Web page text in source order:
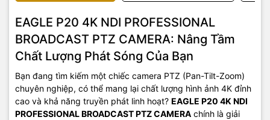
EAGLE P20 4K NDI PROFESSIONAL
BROADCAST PTZ CAMERA: Nâng Tầm
Chất Lượng Phát Sóng Của Bạn
Bạn đang tìm kiếm một chiếc camera PTZ (Pan-Tilt-Zoom)
chuyên nghiệp, có thể mang lại chất lượng hình ảnh 4K đỉnh
cao và khả năng truyền phát linh hoạt? EAGLE P20 4K NDI
PROFESSIONAL BROADCAST PTZ CAMERA chính là giải